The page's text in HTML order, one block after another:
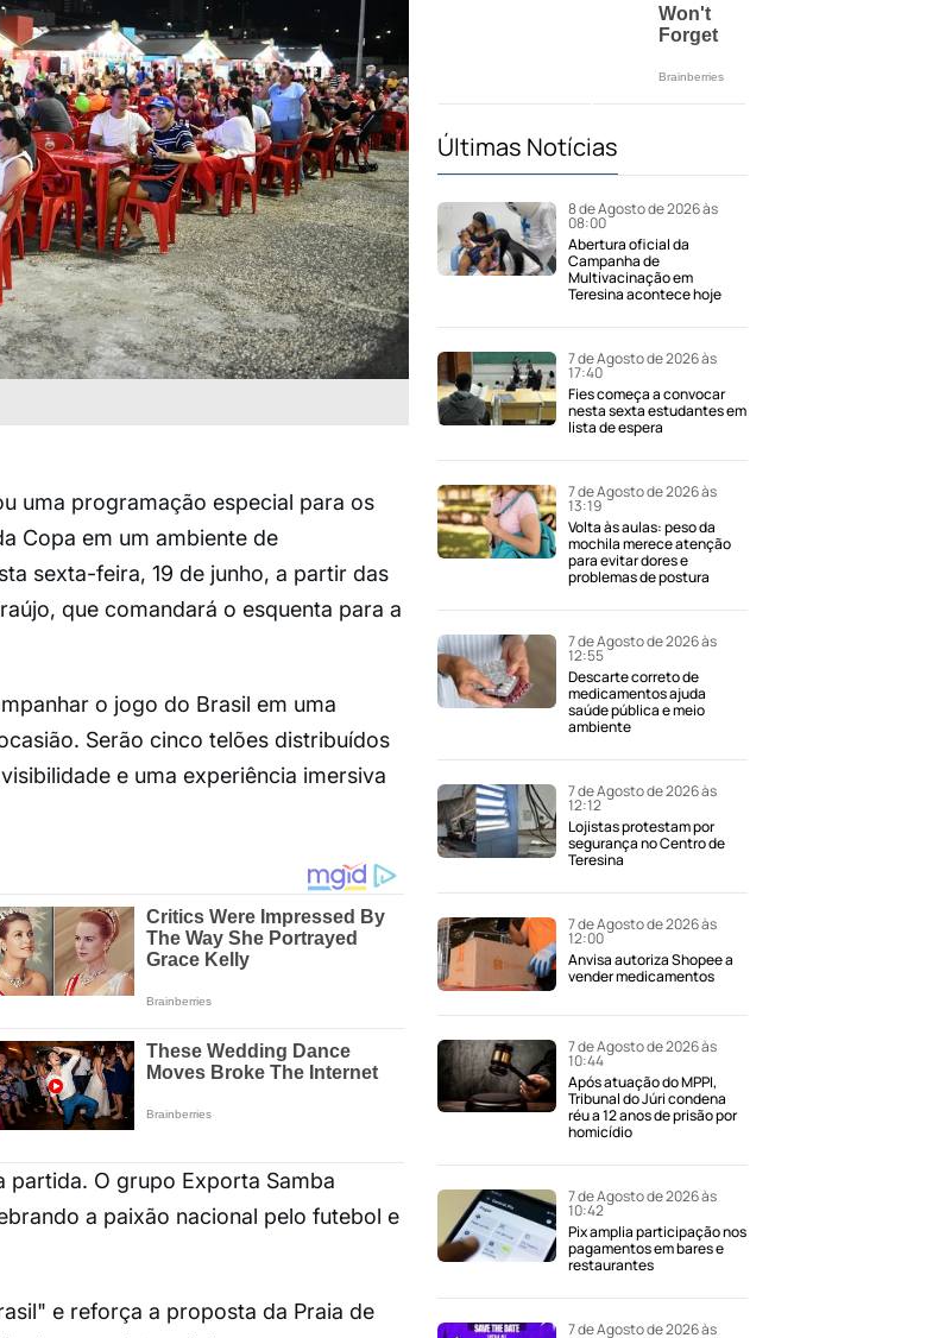
uma programação especial para os
Copa em um ambiente de
sexta-feira, 19 de junho, a partir das
que comandará o esquenta para a
o jogo do Brasil em uma
Serão cinco telões distribuídos
e uma experiência imersiva
partida. O grupo Exporta Samba
a paixão nacional pelo futebol e
e reforça a proposta da Praia de
Últimas Notícias
8 de Agosto de 2026 às
08:00
Abertura oficial da
Campanha de
Multivacinação em
Teresina acontece hoje
7 de Agosto de 2026 às
17:40
Fies começa a convocar
nesta sexta estudantes em
lista de espera
7 de Agosto de 2026 às
13:19
Volta às aulas: peso da
mochila merece atenção
para evitar dores e
problemas de postura
7 de Agosto de 2026 às
12:55
Descarte correto de
medicamentos ajuda
saúde pública e meio
ambiente
7 de Agosto de 2026 às
12:12
Lojistas protestam por
segurança no Centro de
Teresina
7 de Agosto de 2026 às
12:00
Anvisa autoriza Shopee a
vender medicamentos
7 de Agosto de 2026 às
10:44
Após atuação do MPPI,
Tribunal do Júri condena
réu a 12 anos de prisão por
homicídio
7 de Agosto de 2026 às
10:42
Pix amplia participação nos
pagamentos em bares e
restaurantes
7 de Agosto de 2026 às